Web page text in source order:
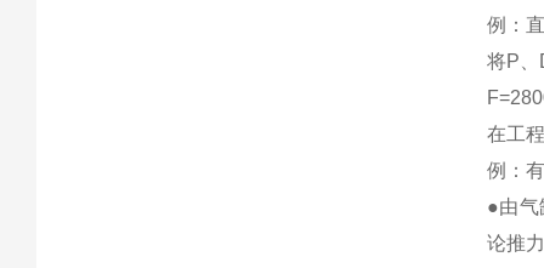
例：
将P、
在工
例：
●由气
论推